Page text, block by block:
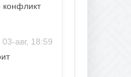
конфликт
03-авг, 18:59